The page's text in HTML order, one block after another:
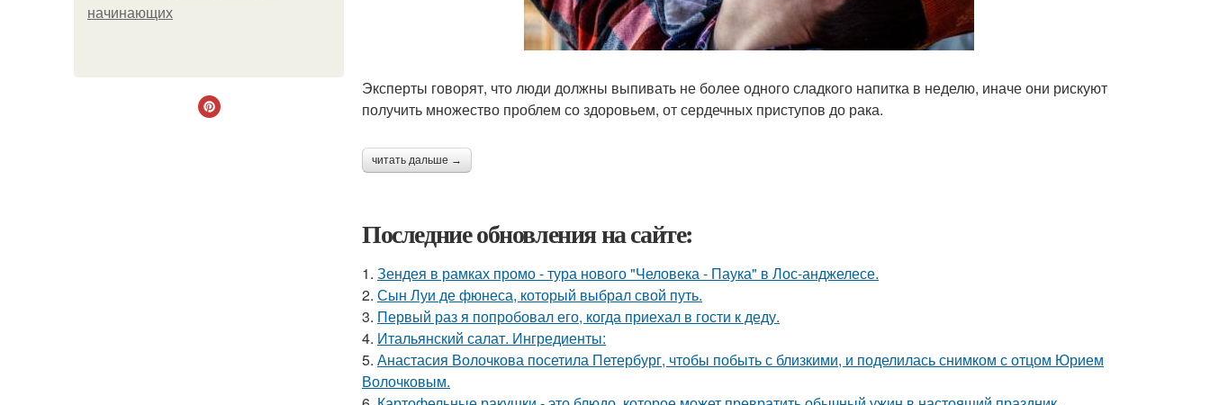
начинающих
Эксперты говорят, что люди должны выпивать не более одного сладкого напитка в неделю, иначе они рискуют
получить множество проблем со здоровьем, от сердечных приступов до рака.
читать дальше →
Последние обновления на сайте:
1. Зендея в рамках промо - тура нового "Человека - Паука" в Лос-анджелесе.
2. Сын Луи де фюнеса, который выбрал свой путь.
3. Первый раз я попробовал его, когда приехал в гости к деду.
4. Итальянский салат. Ингредиенты:
5. Анастасия Волочкова посетила Петербург, чтобы побыть с близкими, и поделилась снимком с отцом Юрием
Волочковым.